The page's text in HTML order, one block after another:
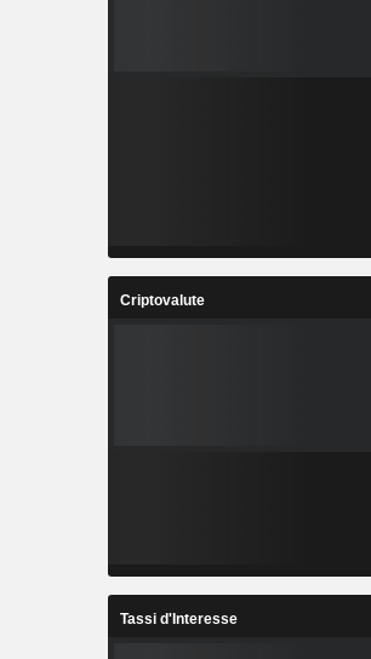
Criptovalute
Tassi d'Interesse